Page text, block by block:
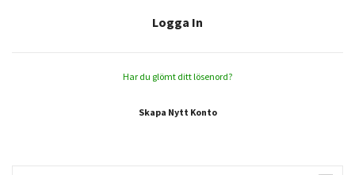
Har du glömt ditt lösenord?
Skapa Nytt Konto